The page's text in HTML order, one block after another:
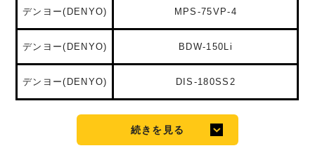
デンヨー(DENYO) MPS-75VP-4
デンヨー(DENYO) BDW-150Li
デンヨー(DENYO) DIS-180SS2
続きを見る